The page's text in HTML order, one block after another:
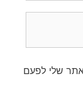
שלי לפעם